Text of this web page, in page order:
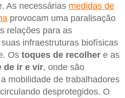
As necessárias medidas de
provocam uma paralisação
relações para as
infraestruturas biofísicas
Os toques de recolher e as
de ir e vir, onde são
mobilidade de trabalhadores
desprotegidos. O